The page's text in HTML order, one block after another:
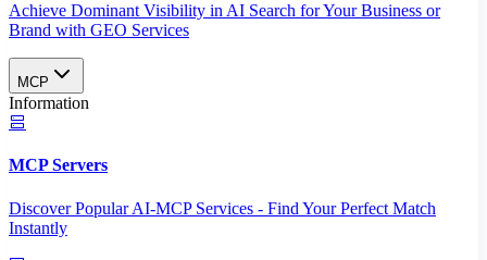
Achieve Dominant Visibility in AI Search for Your Business or
Brand with GEO Services​
MCP
Information
MCP Servers
Discover Popular AI-MCP Services - Find Your Perfect Match
Instantly